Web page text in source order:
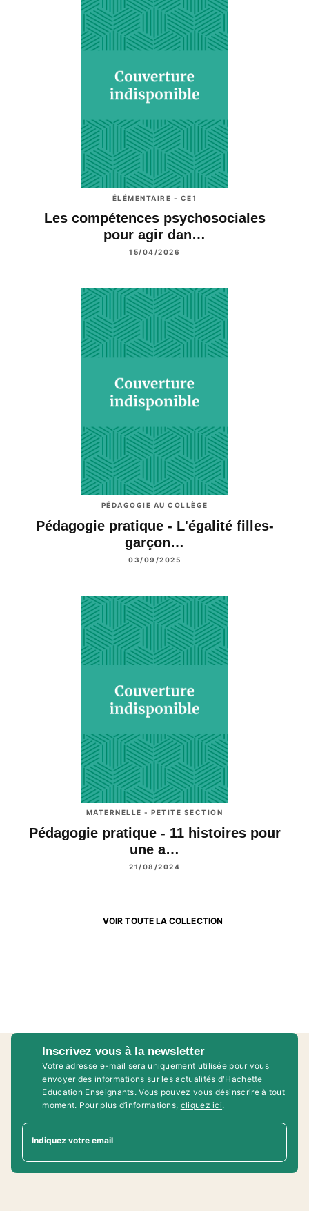
ÉLÉMENTAIRE - CE1
Les compétences psychosociales
pour agir dan…
15/04/2026
PÉDAGOGIE AU COLLÈGE
Pédagogie pratique - L'égalité filles-
garçon…
03/09/2025
MATERNELLE - PETITE SECTION
Pédagogie pratique - 11 histoires pour
une a…
21/08/2024
VOIR TOUTE LA COLLECTION
Inscrivez vous à la newsletter
Votre adresse e-mail sera uniquement utilisée pour vous
envoyer des informations sur les actualités d'Hachette
Education Enseignants. Vous pouvez vous désinscrire à tout
moment. Pour plus d’informations, cliquez ici.
Indiquez votre email